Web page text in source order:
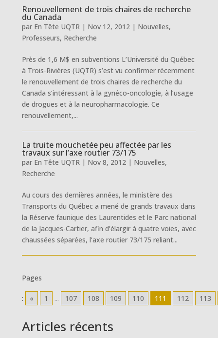
Renouvellement de trois chaires de recherche
du Canada
par En Tête UQTR| Nov 12, 2012| Nouvelles,
Professeurs, Recherche
Près de 1,6 M$ en subventions L’Université du Québec
à Trois-Rivières (UQTR) s’est vu confirmer récemment
le renouvellement de trois chaires de recherche du
Canada s’intéressant à la gynéco-oncologie, à l’usage
de drogues et à la neuropharmacologie. Ce
renouvellement,...
La truite mouchetée peu affectée par les
travaux sur l’axe routier 73/175
par En Tête UQTR| Nov 8, 2012| Nouvelles,
Recherche
Au cours des dernières années, le ministère des
Transports du Québec a mené de grands travaux dans
la Réserve faunique des Laurentides et le Parc national
de la Jacques-Cartier, afin d’élargir à quatre voies, avec
chaussées séparées, l’axe routier 73/175 reliant...
Pages
: « 1 ... 107 108 109 110 111 112 113
Articles récents